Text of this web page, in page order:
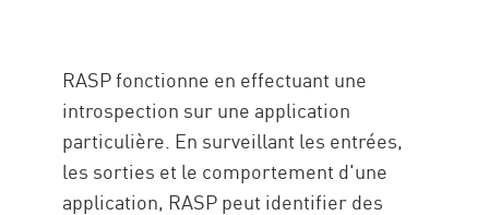
RASP fonctionne en effectuant une
introspection sur une application
particulière. En surveillant les entrées,
les sorties et le comportement d'une
application, RASP peut identifier des